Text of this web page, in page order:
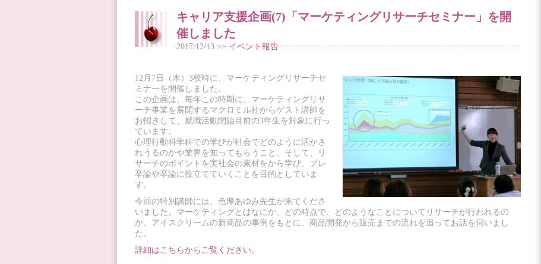
キャリア支援企画(7)「マーケティングリサーチセミナー」を開
催しました
2017/12/13 >>イベント報告
12月7日（木）3校時に、マーケティングリサーチセ
ミナーを開催しました。
この企画は、毎年この時期に、マーケティングリサ
ーチ事業を展開するマクロミル社からゲスト講師を
お招きして、就職活動開始目前の3年生を対象に行っ
ています。
心理行動科学科での学びが社会でどのように活かさ
れうるのかや業界を知ってもらうこと、そして、リ
サーチのポイントを実社会の素材をから学び、プレ
卒論や卒論に役立てていくことを目的としていま
す。
今回の特別講師には、色摩あゆみ先生が来てくださ
いました。マーケティングとはなにか、どの時点で、どのようなことについてリサーチが行われるの
か、アイスクリームの新商品の事例をもとに、商品開発から販売までの流れを追ってお話を伺いまし
た。
詳細はこちらからご覧ください。